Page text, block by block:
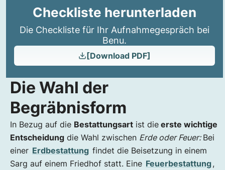
Checkliste herunterladen
Die Checkliste für Ihr Aufnahmegespräch bei
Benu.
[Download PDF]
Die Wahl der
Begräbnisform
In Bezug auf die Bestattungsart ist die erste wichtige
Entscheidung die Wahl zwischen Erde oder Feuer: Bei
einer Erdbestattung findet die Beisetzung in einem
Sarg auf einem Friedhof statt. Eine Feuerbestattung,